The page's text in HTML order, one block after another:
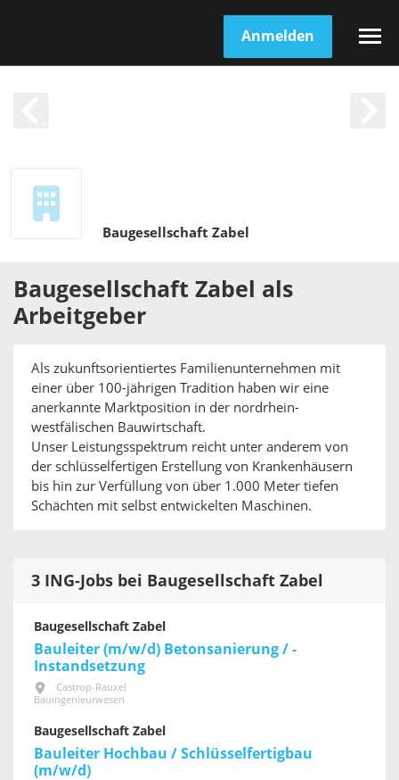
Anmelden
Baugesellschaft Zabel
Baugesellschaft Zabel als
Arbeitgeber
Als zukunftsorientiertes Familienunternehmen mit
einer über 100-jährigen Tradition haben wir eine
anerkannte Marktposition in der nordrhein-
westfälischen Bauwirtschaft.
Unser Leistungsspektrum reicht unter anderem von
der schlüsselfertigen Erstellung von Krankenhäusern
bis hin zur Verfüllung von über 1.000 Meter tiefen
Schächten mit selbst entwickelten Maschinen.
3 ING-Jobs bei Baugesellschaft Zabel
Baugesellschaft Zabel
Bauleiter (m/w/d) Betonsanierung / -
Instandsetzung
Castrop-Rauxel
Bauingenieurwesen
Baugesellschaft Zabel
Bauleiter Hochbau / Schlüsselfertigbau
(m/w/d)